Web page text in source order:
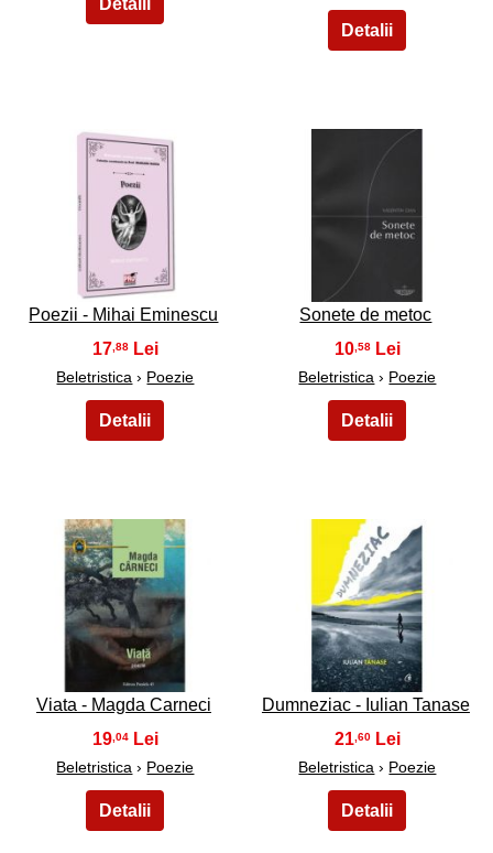
9
Poezii - Mihai Eminescu
17,88
Beletristica › Poezie
10
Sonete de metoc
10,58
Beletristica › Poezie
11
Viata - Magda Carneci
19,04
Beletristica › Poezie
12
Dumneziac - Iulian Tanase
21 ,60
Beletristica › Poezie